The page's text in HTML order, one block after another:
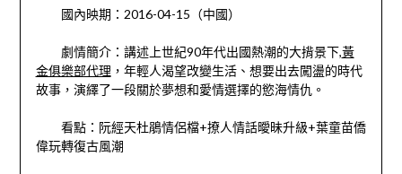
國內映期：2016-04-15（中國）
劇情簡介：講述上世紀90年代出國熱潮的大揹景下,黃
金俱樂部代理 ，年輕人渴望改變生活、想要出去闖盪的時代
故事，演繹了一段關於夢想和愛情選擇的慾海情仇。
看點：阮經天杜鵑情侶檔+撩人情話曖昧升級+葉童苗僑
偉玩轉復古風潮